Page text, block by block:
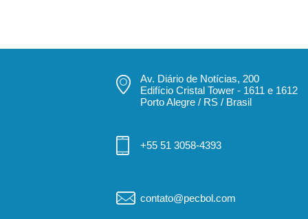
Av. Diário de Notícias, 200
Edifício Cristal Tower - 1611 e 1612
Porto Alegre / RS / Brasil
+55 51 3058-4393
contato@pecbol.com